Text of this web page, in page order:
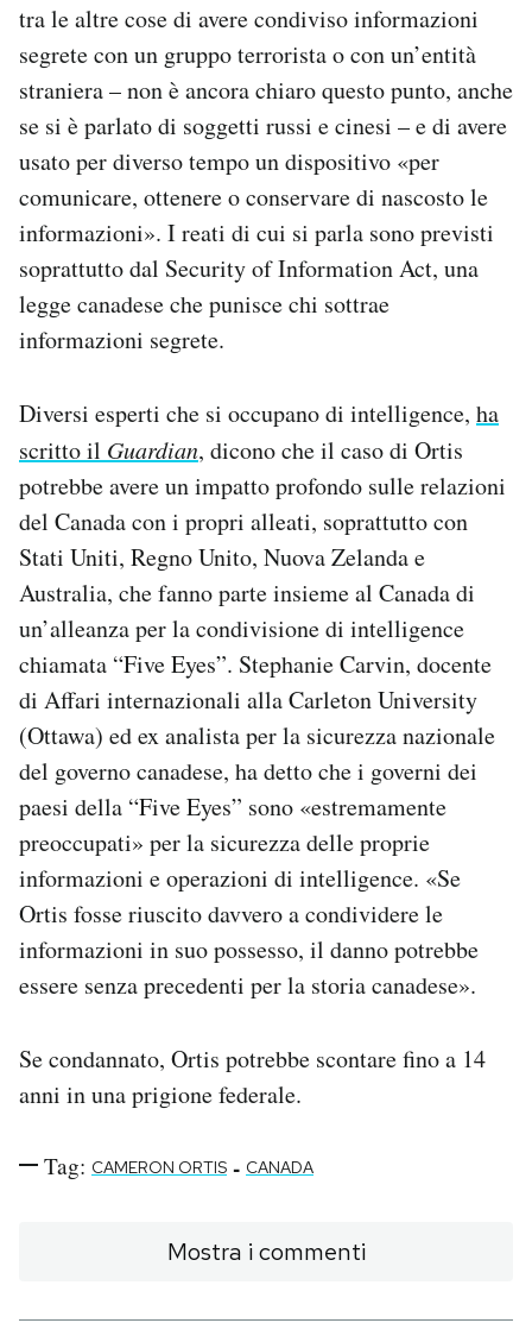
tra le altre cose di avere condiviso informazioni
segrete con un gruppo terrorista o con un’entità
straniera – non è ancora chiaro questo punto, anche
se si è parlato di soggetti russi e cinesi – e di avere
usato per diverso tempo un dispositivo «per
comunicare, ottenere o conservare di nascosto le
informazioni». I reati di cui si parla sono previsti
soprattutto dal Security of Information Act, una
legge canadese che punisce chi sottrae
informazioni segrete.
Diversi esperti che si occupano di intelligence, ha
scritto il Guardian, dicono che il caso di Ortis
potrebbe avere un impatto profondo sulle relazioni
del Canada con i propri alleati, soprattutto con
Stati Uniti, Regno Unito, Nuova Zelanda e
Australia, che fanno parte insieme al Canada di
un’alleanza per la condivisione di intelligence
chiamata “Five Eyes”. Stephanie Carvin, docente
di Affari internazionali alla Carleton University
(Ottawa) ed ex analista per la sicurezza nazionale
del governo canadese, ha detto che i governi dei
paesi della “Five Eyes” sono «estremamente
preoccupati» per la sicurezza delle proprie
informazioni e operazioni di intelligence. «Se
Ortis fosse riuscito davvero a condividere le
informazioni in suo possesso, il danno potrebbe
essere senza precedenti per la storia canadese».
Se condannato, Ortis potrebbe scontare fino a 14
anni in una prigione federale.
Tag: CAMERON ORTIS - CANADA
Mostra i commenti